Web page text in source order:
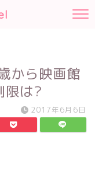
から映画館
限は?
2017年6月6日